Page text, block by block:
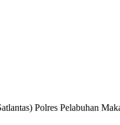
Polres Pelabuhan